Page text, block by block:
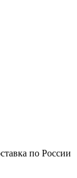
по России